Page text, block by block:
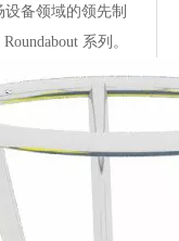
备领域的领先制
系列。